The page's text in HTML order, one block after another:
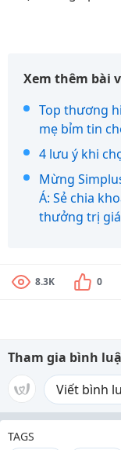
Xem thêm bài
Top thương
mẹ bỉm tin
4 lưu ý khi
Mừng
Á: Sẻ chia
thưởng trị
8.3K 0
Tham gia bình
TAGS